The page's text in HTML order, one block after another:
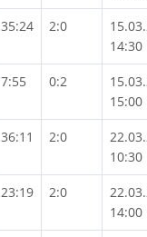
35:24 2:0
14:30
7:55 0:2
15:00
36:11 2:0
10:30
23:19 2:0
14:00